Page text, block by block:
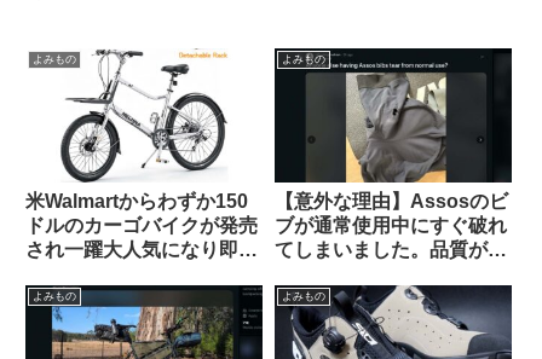
よみもの
米Walmartからわずか150
ドルのカーゴバイクが発売
され一躍大人気になり即日
よみもの
【意外な理由】Assosのビ
ブが通常使用中にすぐ破れ
てしまいました。品質が落
（海外掲示板から）
よみもの よみもの